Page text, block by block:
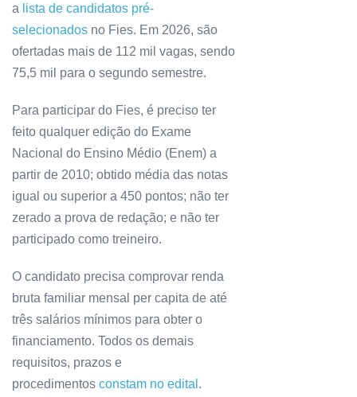
a lista de candidatos pré-
selecionados no Fies. Em 2026, são
ofertadas mais de 112 mil vagas, sendo
75,5 mil para o segundo semestre.
Para participar do Fies, é preciso ter
feito qualquer edição do Exame
Nacional do Ensino Médio (Enem) a
partir de 2010; obtido média das notas
igual ou superior a 450 pontos; não ter
zerado a prova de redação; e não ter
participado como treineiro.
O candidato precisa comprovar renda
bruta familiar mensal per capita de até
três salários mínimos para obter o
financiamento. Todos os demais
requisitos, prazos e
procedimentos constam no edital .